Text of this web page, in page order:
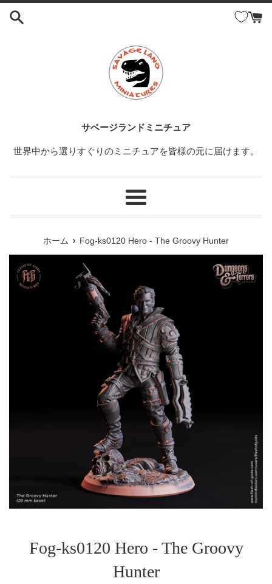
コ
サベージランドミニチュア
世界中から選りすぐりのミニチュアを皆様の元に届けます。
メ
ホーム › Fog-ks0120 Hero - The Groovy Hunter
Fog-ks0120 Hero - The Groovy
Hunter